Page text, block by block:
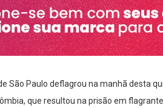
São Paulo deflagrou na manhã desta
que resultou na prisão em